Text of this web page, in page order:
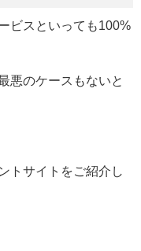
ビスといっても100%
悪のケースもないと
トサイトをご紹介し